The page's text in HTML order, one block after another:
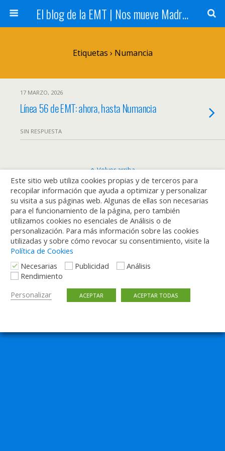
El blog de la EMT | Nos mueve Madrid
Etiquetas › Numancia
17 MARZO, 2026
Línea 56 de EMT: ahora, hasta Numancia
SIN RESPUESTA
Volver arriba
Móvil Escritorio
Este sitio web utiliza cookies propias y de terceros para
recopilar información que ayuda a optimizar y personalizar
su visita a sus páginas web. Algunas de ellas son necesarias
para el funcionamiento de la página, pero también
utilizamos cookies no esenciales de Análisis o de
personalización. Para más información sobre las cookies
utilizadas y sobre cómo revocar su consentimiento, visite la
Política de Cookies
Necesarias
Publicidad
Análisis
Rendimiento
Personalizar
ACEPTAR ACEPTAR TODAS